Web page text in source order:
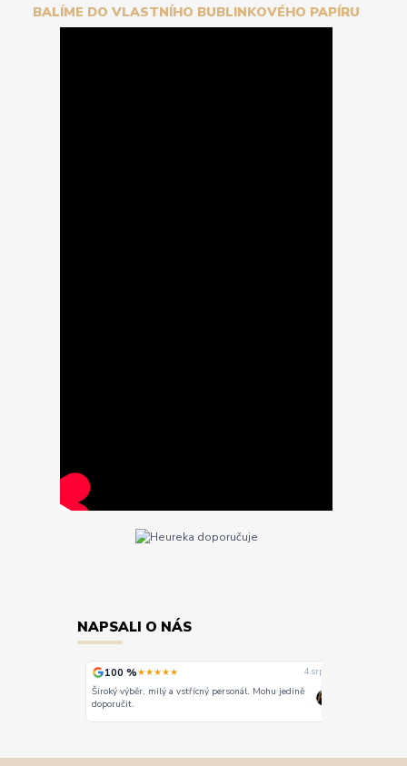
BALÍME DO VLASTNÍHO BUBLINKOVÉHO PAPÍRU
NAPSALI O NÁS
100 %★★★★★ 4. srpna
Široký výběr, milý a vstřícný personál. Mohu jedině
doporučit.